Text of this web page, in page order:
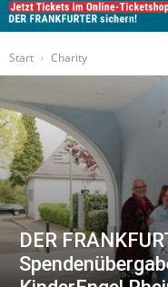
Start
Charity
DER